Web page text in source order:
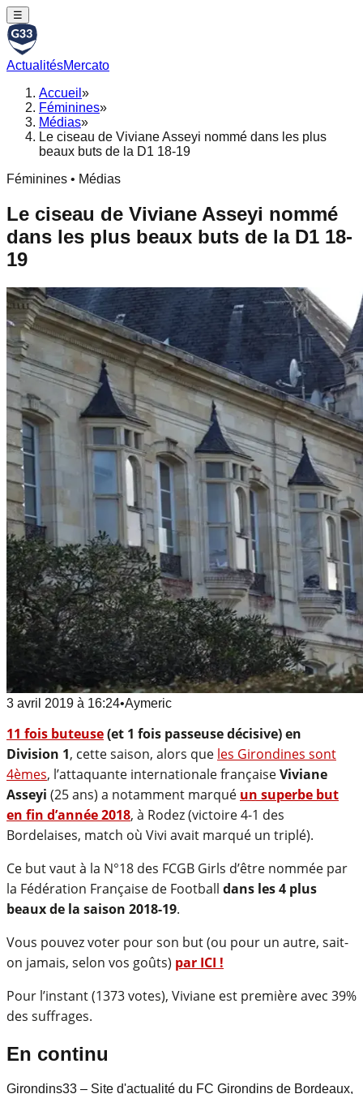
☰
ActualitésMercato
Accueil »
Féminines»
Médias»
Le ciseau de Viviane Asseyi nommé dans les plus
beaux buts de la D1 18-19
Féminines • Médias
Le ciseau de Viviane Asseyi nommé
dans les plus beaux buts de la D1 18-
19
3 avril 2019 à 16:24•Aymeric
11 fois buteuse(et 1 fois passeuse décisive) en
Division 1, cette saison, alors que les Girondines sont
4èmes, l’attaquante internationale françaiseViviane
Asseyi (25 ans) a notamment marqué un superbe but
en fin d’année 2018, à Rodez (victoire 4-1 des
Bordelaises, match où Vivi avait marqué un triplé).
Ce but vaut à la N°18 des FCGB Girls d’être nommée par
la Fédération Française de Football dans les 4 plus
beaux de la saison 2018-19.
Vous pouvez voter pour son but (ou pour un autre, sait-
on jamais, selon vos goûts) par ICI !
Pour l’instant (1373 votes), Viviane est première avec 39%
des suffrages.
En continu
Girondins33 – Site d'actualité du FC Girondins de Bordeaux,